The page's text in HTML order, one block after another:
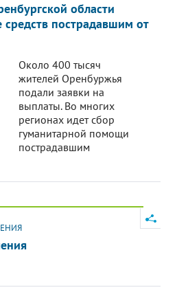
области
пострадавшим от
Около 400 тысяч
жителей Оренбуржья
подали заявки на
выплаты. Во многих
регионах идет сбор
гуманитарной помощи
пострадавшим